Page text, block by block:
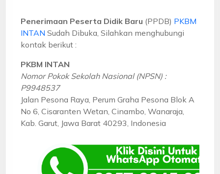
Penerimaan Peserta Didik Baru (PPDB) PKBM
INTAN Sudah Dibuka, Silahkan menghubungi
kontak berikut :
PKBM INTAN
Nomor Pokok Sekolah Nasional (NPSN) :
P9948537
Jalan Pesona Raya, Perum Graha Pesona Blok A
No 6, Cisaranten Wetan, Cinambo, Wanaraja,
Kab. Garut, Jawa Barat 40293, Indonesia